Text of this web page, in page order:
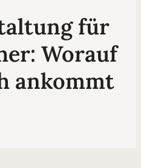
für
Worauf
ankommt